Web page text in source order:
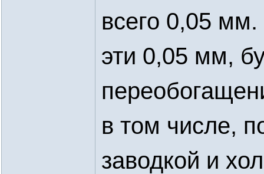
всего 0,05
эти 0,05 мм,
в том числе,
заводкой и